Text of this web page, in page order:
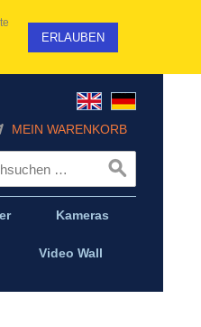
ERLAUBEN
MEIN WARENKORB
Kameras
Video Wall